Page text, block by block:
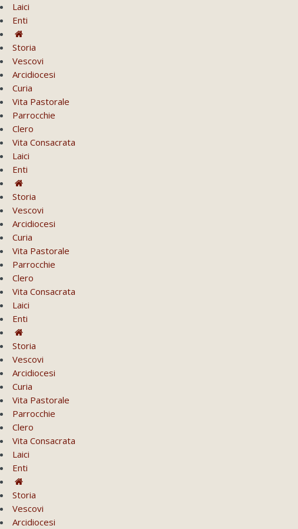
Laici
Enti
Storia
Vescovi
Arcidiocesi
Curia
Vita Pastorale
Parrocchie
Clero
Vita Consacrata
Laici
Enti
Storia
Vescovi
Arcidiocesi
Curia
Vita Pastorale
Parrocchie
Clero
Vita Consacrata
Laici
Enti
Storia
Vescovi
Arcidiocesi
Curia
Vita Pastorale
Parrocchie
Clero
Vita Consacrata
Laici
Enti
Storia
Vescovi
Arcidiocesi